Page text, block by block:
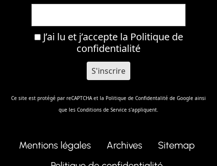
J’ai lu et j’accepte la Politique de
confidentialité
Ce site est protégé par reCAPTCHA et la Politique de Confidentalité de Google ainsi
que les Conditions de Service s'appliquent.
Mentions légales Archives
Sitemap